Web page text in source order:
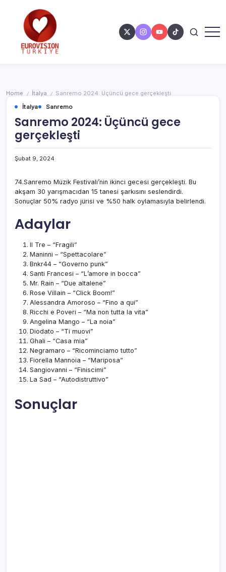
Home / İtalya /
Sanremo 2024: Üçüncü gece gerçekleşti
İtalya
Sanremo
Sanremo 2024: Üçüncü gece
gerçekleşti
Şubat 9, 2024
74.Sanremo Müzik Festivali’nin ikinci gecesi gerçekleşti. Bu
akşam 30 yarışmacıdan 15 tanesi şarkısını seslendirdi.
Sonuçlar 50% radyo jürisi ve %50 halk oylamasıyla belirlendi.
Adaylar
Il Tre – “Fragili”
Maninni – “Spettacolare”
Bnkr44 – “Governo punk”
Santi Francesi – “L’amore in bocca”
Mr. Rain – “Due altalene”
Rose Villain – “Click Boom!”
Alessandra Amoroso – “Fino a qui”
Ricchi e Poveri – “Ma non tutta la vita”
Angelina Mango – “La noia”
Diodato – “Ti muovi”
Ghali – “Casa mia”
Negramaro – “Ricominciamo tutto”
Fiorella Mannoia – “Mariposa”
Sangiovanni – “Finiscimi”
La Sad – “Autodistruttivo”
Sonuçlar